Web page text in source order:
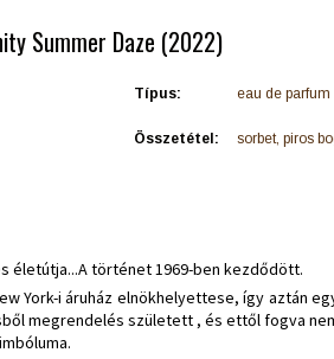
Summer Daze (2022)
Típus: eau de parfum
Összetétel: sorbet, piros
életútja...A történet 1969-ben kezdődött.
York-i áruház elnökhelyettese, így aztán
megrendelés született , és ettől fogva